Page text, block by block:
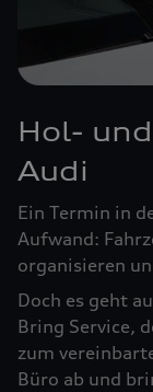
Hol-
Audi
Ein Termin in
Aufwand:
organisieren
Doch es geht
Bring Service,
zum
Büro ab und